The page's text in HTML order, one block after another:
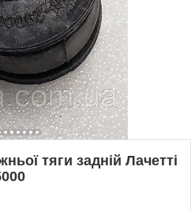
тяги задній Лачетті